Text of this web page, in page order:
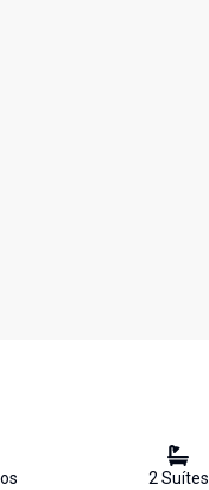
s 2Suítes